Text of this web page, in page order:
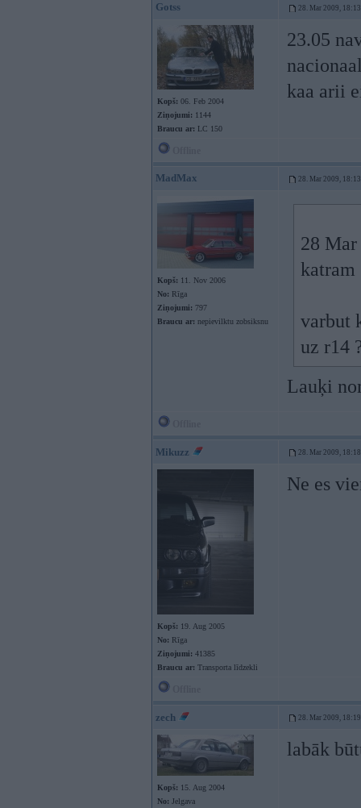
Gotss 28. Mar 2009, 18:13
Kopš: 06. Feb 2004
Ziņojumi: 1144
Braucu ar: LC 150
23.05
kaa arii
MadMax 28. Mar 2009, 18:13
Kopš: 11. Nov 2006
No: Rīga
Ziņojumi: 797
Braucu ar: nepievilktu zobsiksnu
28
varbut
uz r14
Lauķi
Mikuzz 28. Mar 2009, 18:18
Kopš: 19. Aug 2005
No: Rīga
Ziņojumi: 41385
Braucu ar: Transporta līdzekli
Ne es
zech 28. Mar 2009, 18:19
Kopš: 15. Aug 2004
No: Jelgava
labāk